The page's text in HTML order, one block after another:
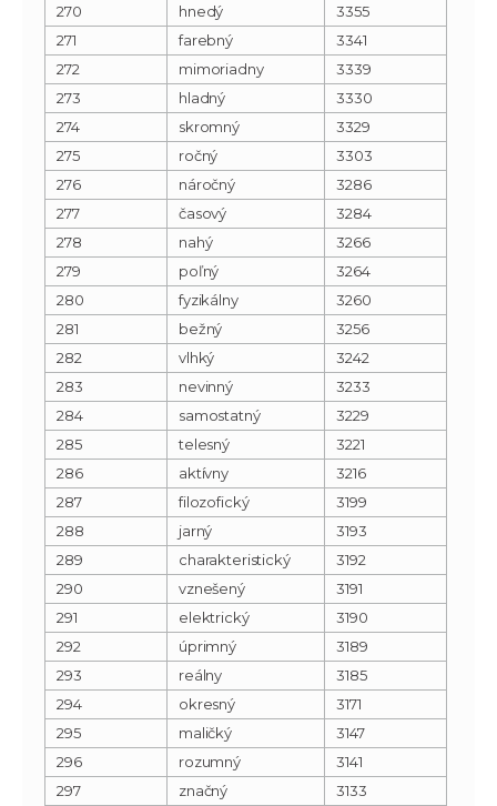
270
hnedý
3355
271
farebný
3341
272
mimoriadny
3339
273
hladný
3330
274
skromný
3329
275
ročný
3303
276
náročný
3286
277
časový
3284
278
nahý
3266
279
poľný
3264
280
fyzikálny
3260
281
bežný
3256
282
vlhký
3242
283
nevinný
3233
284
samostatný
3229
285
telesný
3221
286
aktívny
3216
287
filozofický
3199
288
jarný
3193
289
charakteristický
3192
290
vznešený
3191
291
elektrický
3190
292
úprimný
3189
293
reálny
3185
294
okresný
3171
295
maličký
3147
296
rozumný
3141
297
značný 3133